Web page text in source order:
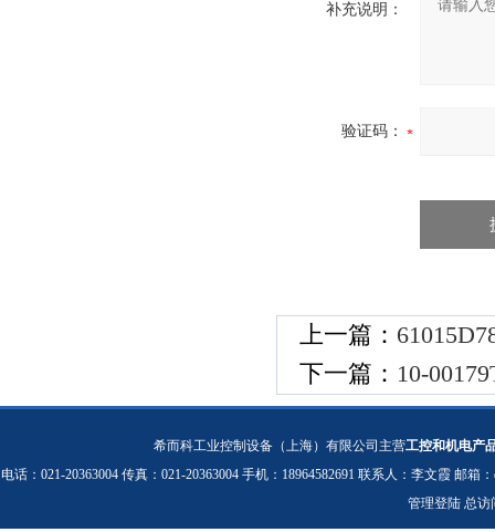
补充说明：
验证码：
上一篇：
下一篇： 10-
希而科工业控制设备（上海）有限公司主营工控和机电产
电话：021-20363004 传真：021-20363004 手机：18964582691 联系人：李文霞 邮箱：
管理登陆 总访